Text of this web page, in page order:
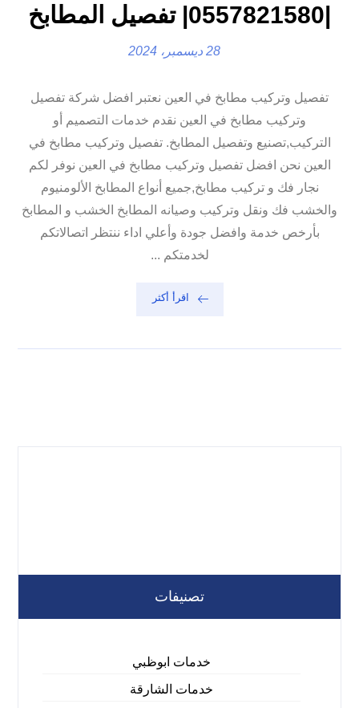
|0557821580| تفصيل المطابخ
28 ديسمبر، 2024
تفصيل وتركيب مطابخ في العين نعتبر افضل شركة تفصيل
وتركيب مطابخ في العين نقدم خدمات التصميم أو
التركيب,تصنيع وتفصيل المطابخ. تفصيل وتركيب مطابخ في
العين نحن افضل تفصيل وتركيب مطابخ في العين نوفر لكم
نجار فك و تركيب مطابخ,جميع أنواع المطابخ الألومنيوم
والخشب فك ونقل وتركيب وصيانه المطابخ الخشب و المطابخ
بأرخص خدمة وافضل جودة وأعلي اداء ننتظر اتصالاتكم
لخدمتكم ...
اقرأ أكثر
تصنيفات
خدمات ابوظبي
خدمات الشارقة